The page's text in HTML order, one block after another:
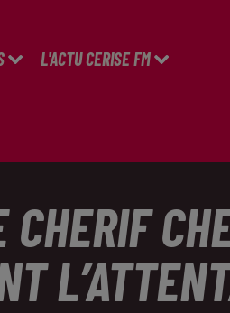
L'ACTU CERISE FM